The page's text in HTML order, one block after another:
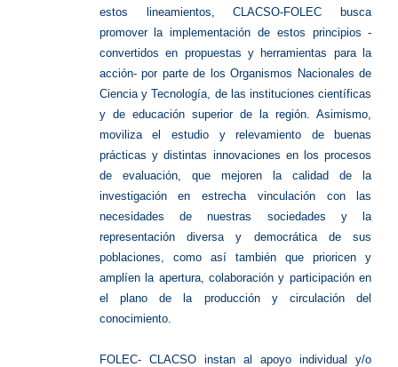
estos lineamientos, CLACSO-FOLEC busca
promover la implementación de estos principios -
convertidos en propuestas y herramientas para la
acción- por parte de los Organismos Nacionales de
Ciencia y Tecnología, de las instituciones científicas
y de educación superior de la región. Asimismo,
moviliza el estudio y relevamiento de buenas
prácticas y distintas innovaciones en los procesos
de evaluación, que mejoren la calidad de la
investigación en estrecha vinculación con las
necesidades de nuestras sociedades y la
representación diversa y democrática de sus
poblaciones, como así también que prioricen y
amplíen la apertura, colaboración y participación en
el plano de la producción y circulación del
conocimiento.
FOLEC- CLACSO instan al apoyo individual y/o